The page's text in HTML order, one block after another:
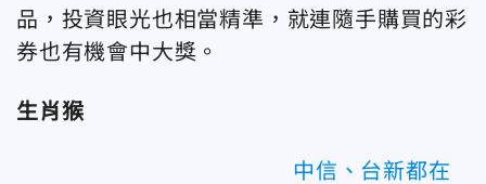
品，投資眼光也相當精準，就連隨手購買的彩
券也有機會中大獎。
生肖猴
中信、台新都在